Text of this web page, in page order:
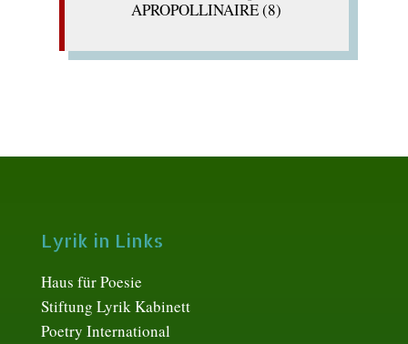
APROPOLLINAIRE (8)
Lyrik in Links
Haus für Poesie
Stiftung Lyrik Kabinett
Poetry International